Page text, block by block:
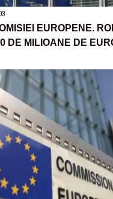
EUROPENE.
DE MILIOANE DE